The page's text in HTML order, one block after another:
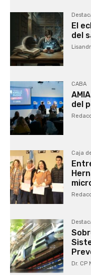
El
del
CABA
del
Caja
Dr. CP